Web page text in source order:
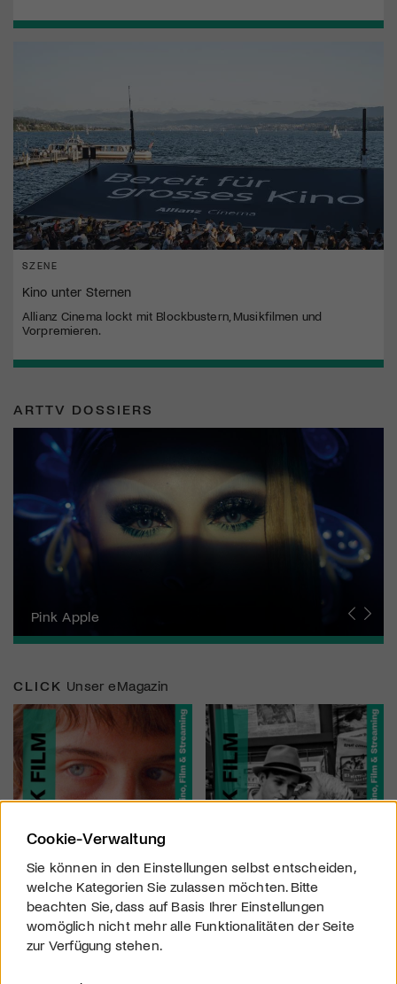
SZENE
Kino unter Sternen
Allianz Cinema lockt mit Blockbustern, Musikfilmen und
Vorpremieren.
ARTTV DOSSIERS
Zurich Film Festival
Pink Apple
Locarno Film Festival
Human Rights Film Festival Zurich
Yesh! Neues aus der jüdischen Filmwelt
Neuchâtel International Fantastic Film Festival
Visions du Réel
Berlinale
Solothurner Filmtage
Geneva International Film Festival
CLICK Unser eMagazin
Cookie-Verwaltung
Sie können in den Einstellungen selbst entscheiden,
welche Kategorien Sie zulassen möchten. Bitte
beachten Sie, dass auf Basis Ihrer Einstellungen
womöglich nicht mehr alle Funktionalitäten der Seite
zur Verfügung stehen.